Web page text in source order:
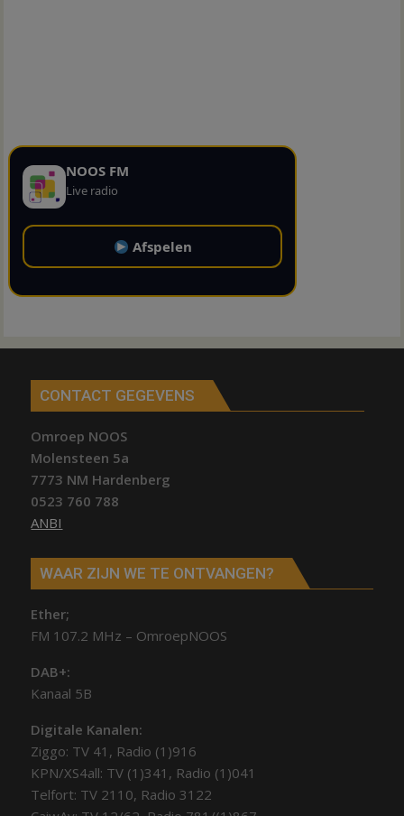
NOOS FM
Live radio
Afspelen
CONTACT GEGEVENS
Omroep NOOS
Molensteen 5a
7773 NM Hardenberg
0523 760 788
ANBI
WAAR ZIJN WE TE ONTVANGEN?
Ether;
FM 107.2 MHz – OmroepNOOS
DAB+:
Kanaal 5B
Digitale Kanalen:
Ziggo: TV 41, Radio (1)916
KPN/XS4all: TV (1)341, Radio (1)041
Telfort: TV 2110, Radio 3122